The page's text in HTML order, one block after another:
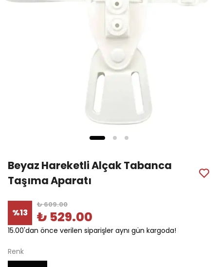
Beyaz Hareketli Alçak Tabanca
Taşıma Aparatı
%13
₺ 609.00
₺ 529.00
15.00'dan önce verilen siparişler aynı gün kargoda!
Renk